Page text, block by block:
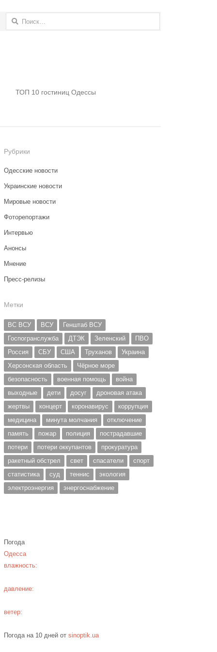
Найти:
ТОП 10 гостиниц Одессы
Рубрики
Одесские новости
Украинские новости
Мировые новости
Фоторепортажи
Интервью
Анонсы
Мнение
Пресс-релизы
Метки
ВС ВСУ ВСУ
Генштаб ВСУ
Госпогранслужба
ДТЭК Зеленский
ПВО
Россия
СБУ США Труханов
Украина
Херсонская область
Чёрное море
безопасность
военная помощь
война
выходные
дети досуг
дроновая атака
жертвы
концерт коронавирус
коррупция
медицина
минута молчания
отключение
память
пожар полиция
пострадавшие
потери
потери оккупантов
прокуратура
ракетный обстрел
свет спасатели
спорт
статистика
суд теннис
экология
электроэнергия
энергоснабжение
Погода
Одесса
влажность:
давление:
ветер:
Погода на 10 дней отsinoptik.ua